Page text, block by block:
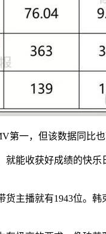
第一，但该数据同比也
就能收获好成绩的快
货主播就有1943位。